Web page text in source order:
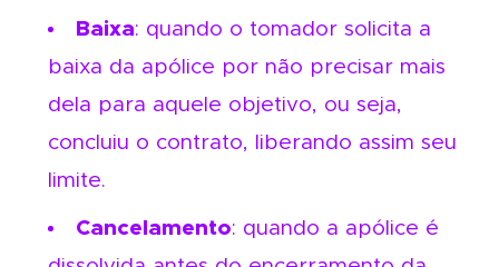
Baixa: quando o tomador solicita a
baixa da apólice por não precisar mais
dela para aquele objetivo, ou seja,
concluiu o contrato, liberando assim seu
limite.
Cancelamento: quando a apólice é